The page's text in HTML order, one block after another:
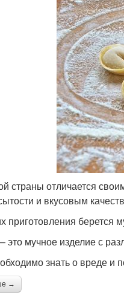
страны отличается
и вкусовым
приготовления берется
мучное изделие с
знать о вреде и
→